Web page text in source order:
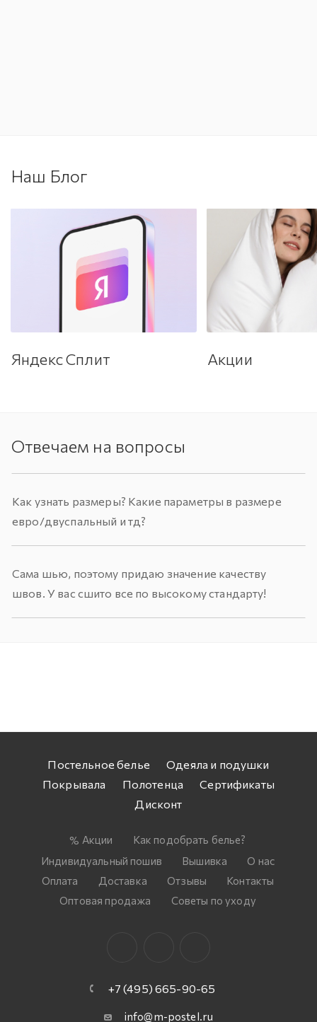
Наш Блог
Яндекс Сплит Акции
Отвечаем на вопросы
Как узнать размеры? Какие параметры в размере
евро/двуспальный и тд?
Сама шью, поэтому придаю значение качеству
швов. У вас сшито все по высокому стандарту!
Постельное белье
Одеяла и подушки
Покрывала
Полотенца
Сертификаты
Дисконт
Акции
Как подобрать белье?
Индивидуальный пошив
Вышивка
О нас
Оплата
Доставка Отзывы
Контакты
Оптовая продажа
Советы по уходу
+7 (495) 665-90-65
info@m-postel.ru